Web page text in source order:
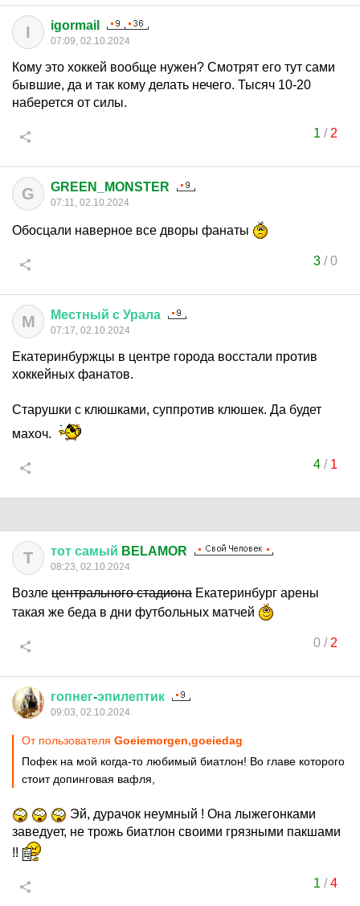
I igormail
07:09, 02.10.2024
Кому это хоккей вообще нужен? Смотрят его тут сами
бывшие, да и так кому делать нечего. Тысяч 10-20
наберется от силы.
1 / 2
G GREEN_MONSTER
07:11, 02.10.2024
Обосцали наверное все дворы фанаты
3/0
М Местный с Урала
07:17, 02.10.2024
Екатеринбуржцы в центре города восстали против
хоккейных фанатов.
Старушки с клюшками, суппротив клюшек. Да будет
махоч.
4/ 1
Т тот самый BELAMOR
08:23, 02.10.2024
Возле центрального стадиона Екатеринбург арены
такая же беда в дни футбольных матчей
0/ 2
гопнег-эпилептик
09:03, 02.10.2024
От пользователя Goeiemorgen,goeiedag
Пофек на мой когда-то любимый биатлон! Во главе которого
стоит допинговая вафля,
Эй, дурачок неумный ! Она лыжегонками
заведует, не трожь биатлон своими грязными пакшами
!!
1 /4